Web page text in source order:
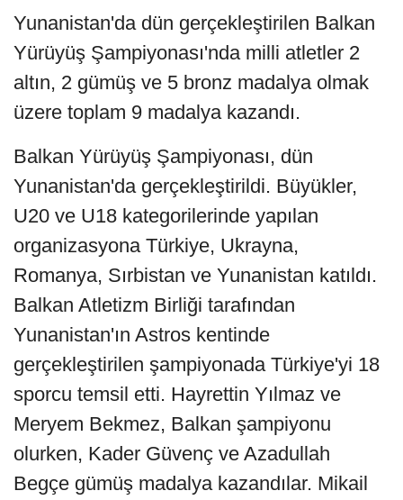
Yunanistan'da dün gerçekleştirilen Balkan
Yürüyüş Şampiyonası'nda milli atletler 2
altın, 2 gümüş ve 5 bronz madalya olmak
üzere toplam 9 madalya kazandı.
Balkan Yürüyüş Şampiyonası, dün
Yunanistan'da gerçekleştirildi. Büyükler,
U20 ve U18 kategorilerinde yapılan
organizasyona Türkiye, Ukrayna,
Romanya, Sırbistan ve Yunanistan katıldı.
Balkan Atletizm Birliği tarafından
Yunanistan'ın Astros kentinde
gerçekleştirilen şampiyonada Türkiye'yi 18
sporcu temsil etti. Hayrettin Yılmaz ve
Meryem Bekmez, Balkan şampiyonu
olurken, Kader Güvenç ve Azadullah
Begçe gümüş madalya kazandılar. Mikail